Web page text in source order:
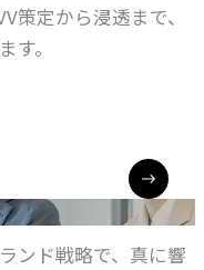
策定から浸透まで、
。
ンド戦略で、真に響